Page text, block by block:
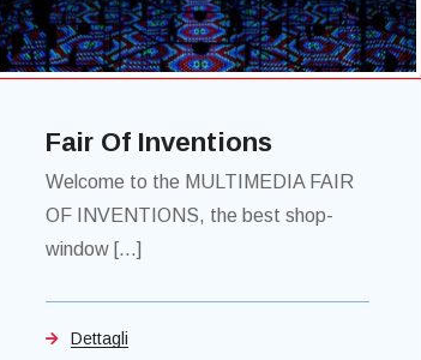
Fair Of Inventions
Welcome to the MULTIMEDIA FAIR
OF INVENTIONS, the best shop-
window [...]
Dettagli